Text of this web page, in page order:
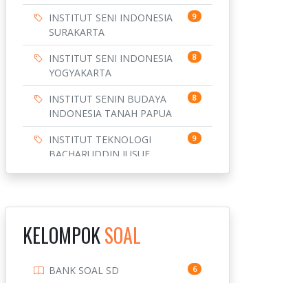
INSTITUT SENI INDONESIA
SURAKARTA
9
INSTITUT SENI INDONESIA
YOGYAKARTA
8
INSTITUT SENIN BUDAYA
INDONESIA TANAH PAPUA
8
INSTITUT TEKNOLOGI
BACHARUDDIN JUSUF
9
BANDUNG
INSTITUT TEKNOLOGI
INSTITUT TEKNOLOGI
10
KELOMPOKSOAL
BANK SOAL SD 6